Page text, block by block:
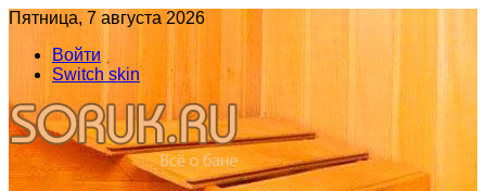
Пятница, 7 августа 2026
Войти
Switch skin